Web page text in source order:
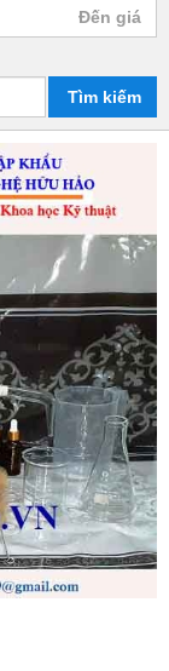
Tìm kiếm